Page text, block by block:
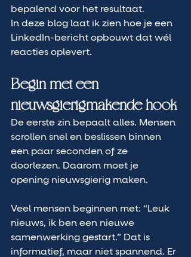
bepalend voor het resultaat.
In deze blog laat ik zien hoe je een
LinkedIn-bericht opbouwt dat wél
reacties oplevert.
Begin met een
nieuwsgierigmakende hook
De eerste zin bepaalt alles. Mensen
scrollen snel en beslissen binnen
een paar seconden of ze
doorlezen. Daarom moet je
opening nieuwsgierig maken.
Veel mensen beginnen met: “Leuk
nieuws, ik ben een nieuwe
samenwerking gestart.” Dat is
informatief, maar niet spannend. Er